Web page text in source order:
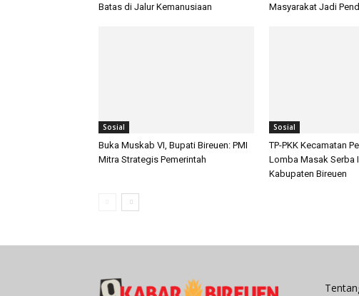
Batas di Jalur Kemanusiaan
Masyarakat Jadi
Sosial
Buka Muskab VI, Bupati Bireuen: PMI
Mitra Strategis Pemerintah
Sosial
TP-PKK Kecamatan
Lomba Masak Serba
Kabupaten Bireuen